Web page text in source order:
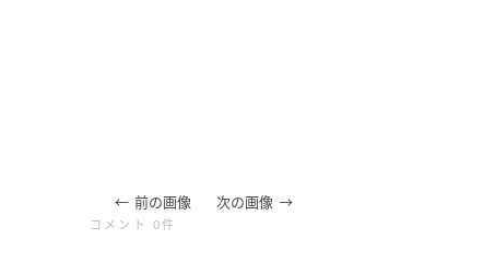
前の画像 次の画像
コメント 0件